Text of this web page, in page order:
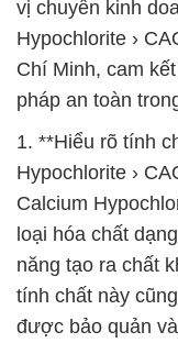
vị chuyên kinh
Hypochlorite ›
Chí Minh, cam
pháp an toàn
1. **Hiểu rõ tính
Hypochlorite ›
Calcium
loại hóa chất
năng tạo ra chất
tính chất này
được bảo quản